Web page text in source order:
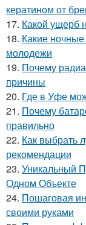
кератином от
17. Какой ущерб
18. Какие
молодежи
19. Почему
причины
20. Где в Уфе
21. Почему
правильно
22. Как выбрать
рекомендации
23. Уникальный
Одном Объекте
24. Пошаговая
своими руками